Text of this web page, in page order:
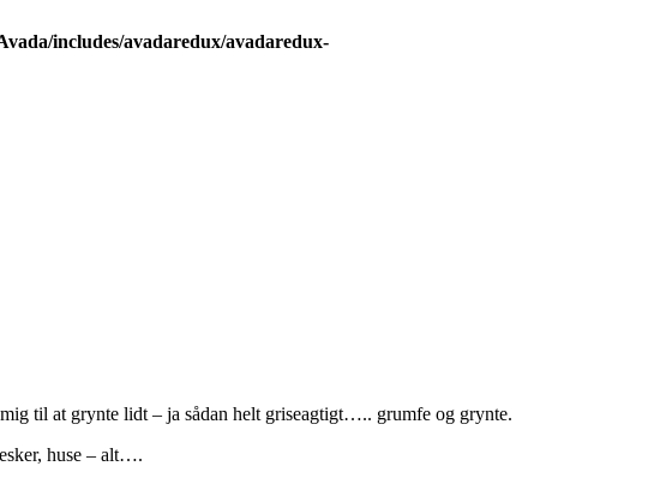
includes/avadaredux/avadaredux-
til at grynte lidt – ja sådan helt griseagtigt….. grumfe og grynte.
huse – alt….